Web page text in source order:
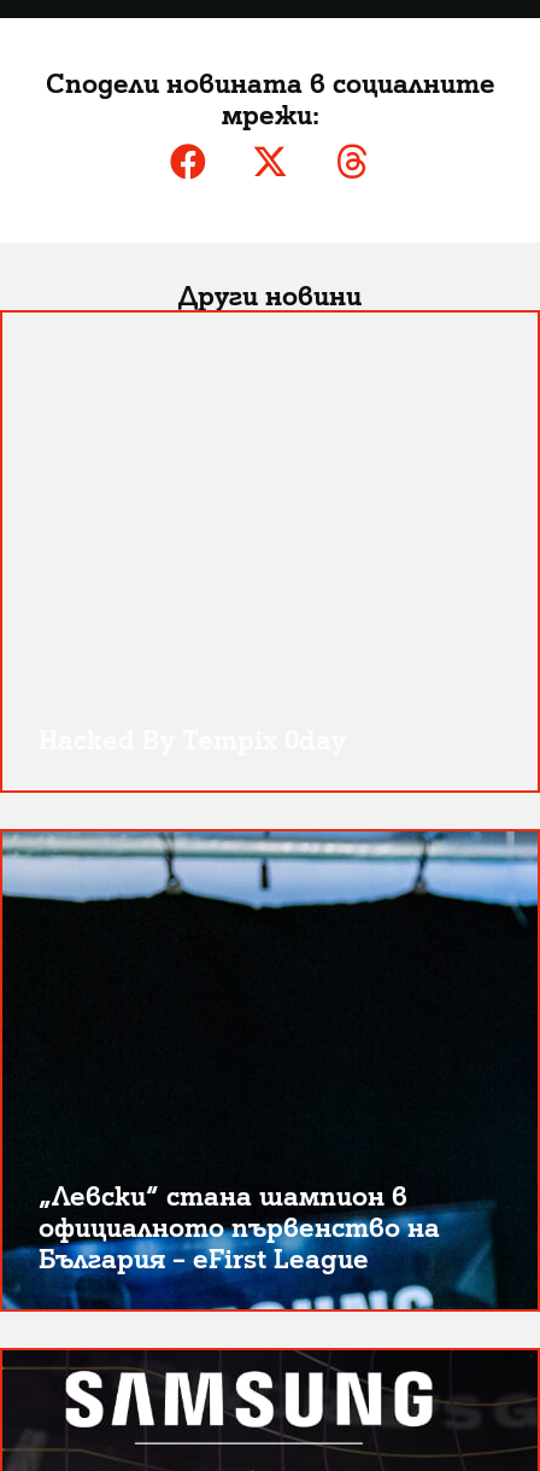
Сподели новината в социалните
мрежи:
Други новини
„Левски“ стана шампион в
официалното първенство на
България – eFirst League